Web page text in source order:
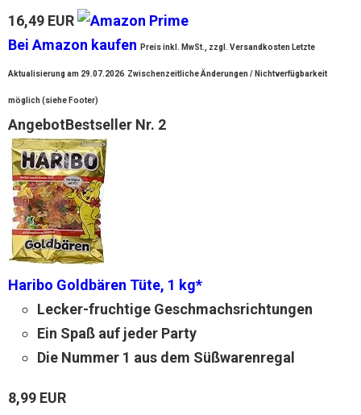
16,49 EUR
Bei Amazon kaufen
Preis inkl. MwSt., zzgl. Versandkosten Letzte
Aktualisierung am 29.07.2026 Zwischenzeitliche Änderungen / Nichtverfügbarkeit
möglich (siehe Footer)
AngebotBestseller Nr. 2
Haribo Goldbären Tüte, 1 kg*
Lecker-fruchtige Geschmachsrichtungen
Ein Spaß auf jeder Party
Die Nummer 1 aus dem Süßwarenregal
8,99 EUR